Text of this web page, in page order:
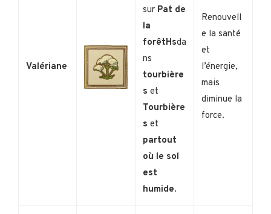
Valériane
sur Pat de
la
forêtHsda
ns
tourbière
s et
Tourbière
s et
partout
où le sol
est
humide.
Renouvell
e la santé
et
l’énergie,
mais
diminue la
force.